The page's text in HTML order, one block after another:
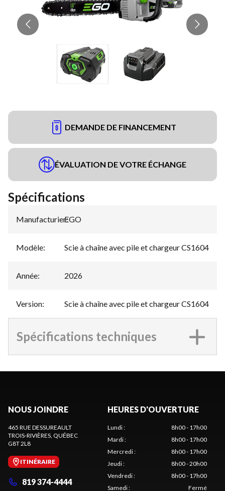
DEMANDE DE FINANCEMENT
ÉVALUATION DE VOTRE ÉCHANGE
Spécifications
Manufacturier:
EGO
Modèle: Scie à chaîne avec pile et chargeur CS1604
Année: 2026
Version: Scie à chaîne avec pile et chargeur CS1604
Spécifications techniques
NOUS JOINDRE
465 RUE DESSUREAULT
TROIS-RIVIÈRES, QUÉBEC
G8T 2L8
ITINÉRAIRE
819 374-4444
HEURES D'OUVERTURE
Lundi:
8h00 - 17h00
Mardi:
8h00 - 17h00
Mercredi:
8h00 - 17h00
Jeudi:
8h00 - 20h00
Vendredi:
8h00 - 17h00
Samedi: Fermé